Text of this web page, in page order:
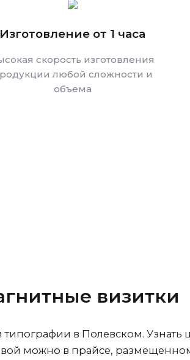
Изготовление от 1 часа
скорость изготовления
любой сложности и
объема
визитки
типографии в Полевском. Узнать
можно в прайсе,